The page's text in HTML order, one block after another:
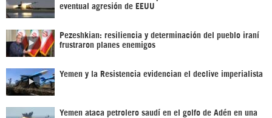
eventual agresión de EEUU
Pezeshkian: resiliencia y determinación del pueblo iraní
frustraron planes enemigos
Yemen y la Resistencia evidencian el declive imperialista
Yemen ataca petrolero saudí en el golfo de Adén en una